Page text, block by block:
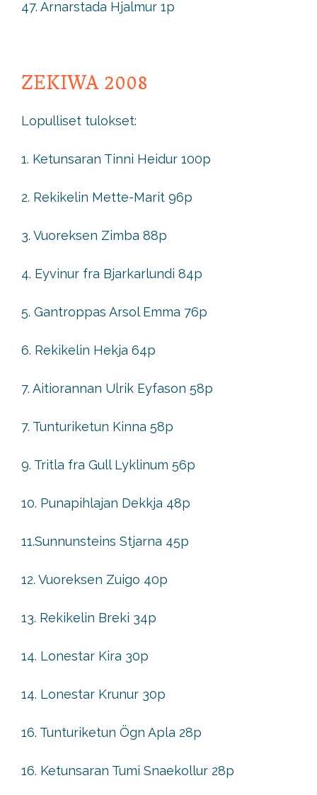
47. Arnarstada Hjalmur 1p
ZEKIWA 2008
Lopulliset tulokset:
1. Ketunsaran Tinni Heidur 100p
2. Rekikelin Mette-Marit 96p
3. Vuoreksen Zimba 88p
4. Eyvinur fra Bjarkarlundi 84p
5. Gantroppas Arsol Emma 76p
6. Rekikelin Hekja 64p
7. Aitiorannan Ulrik Eyfason 58p
7. Tunturiketun Kinna 58p
9. Tritla fra Gull Lyklinum 56p
10. Punapihlajan Dekkja 48p
11.Sunnunsteins Stjarna 45p
12. Vuoreksen Zuigo 40p
13. Rekikelin Breki 34p
14. Lonestar Kira 30p
14. Lonestar Krunur 30p
16. Tunturiketun Ögn Apla 28p
16. Ketunsaran Tumi Snaekollur 28p